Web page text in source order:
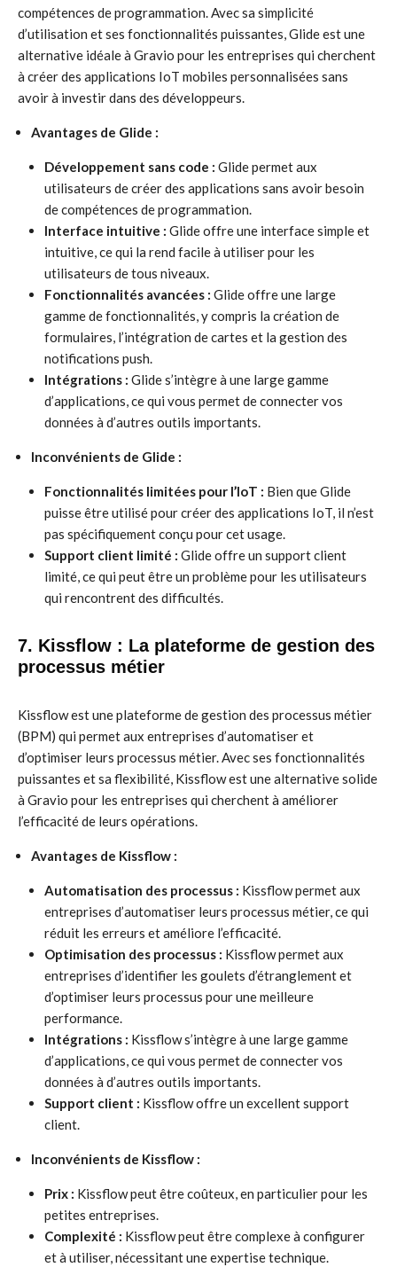
compétences de programmation. Avec sa simplicité
d’utilisation et ses fonctionnalités puissantes, Glide est une
alternative idéale à Gravio pour les entreprises qui cherchent
à créer des applications IoT mobiles personnalisées sans
avoir à investir dans des développeurs.
Avantages de Glide :
Développement sans code : Glide permet aux
utilisateurs de créer des applications sans avoir besoin
de compétences de programmation.
Interface intuitive : Glide offre une interface simple et
intuitive, ce qui la rend facile à utiliser pour les
utilisateurs de tous niveaux.
Fonctionnalités avancées : Glide offre une large
gamme de fonctionnalités, y compris la création de
formulaires, l’intégration de cartes et la gestion des
notifications push.
Intégrations : Glide s’intègre à une large gamme
d’applications, ce qui vous permet de connecter vos
données à d’autres outils importants.
Inconvénients de Glide :
Fonctionnalités limitées pour l’IoT : Bien que Glide
puisse être utilisé pour créer des applications IoT, il n’est
pas spécifiquement conçu pour cet usage.
Support client limité : Glide offre un support client
limité, ce qui peut être un problème pour les utilisateurs
qui rencontrent des difficultés.
7. Kissflow : La plateforme de gestion des
processus métier
Kissflow est une plateforme de gestion des processus métier
(BPM) qui permet aux entreprises d’automatiser et
d’optimiser leurs processus métier. Avec ses fonctionnalités
puissantes et sa flexibilité, Kissflow est une alternative solide
à Gravio pour les entreprises qui cherchent à améliorer
l’efficacité de leurs opérations.
Avantages de Kissflow :
Automatisation des processus : Kissflow permet aux
entreprises d’automatiser leurs processus métier, ce qui
réduit les erreurs et améliore l’efficacité.
Optimisation des processus : Kissflow permet aux
entreprises d’identifier les goulets d’étranglement et
d’optimiser leurs processus pour une meilleure
performance.
Intégrations : Kissflow s’intègre à une large gamme
d’applications, ce qui vous permet de connecter vos
données à d’autres outils importants.
Support client : Kissflow offre un excellent support
client.
Inconvénients de Kissflow :
Prix : Kissflow peut être coûteux, en particulier pour les
petites entreprises.
Complexité : Kissflow peut être complexe à configurer
et à utiliser, nécessitant une expertise technique.